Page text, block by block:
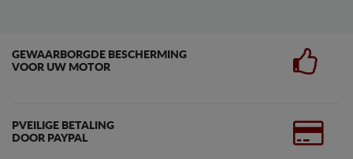
GEWAARBORGDE BESCHERMING
VOOR UW MOTOR
PVEILIGE BETALING
DOOR PAYPAL